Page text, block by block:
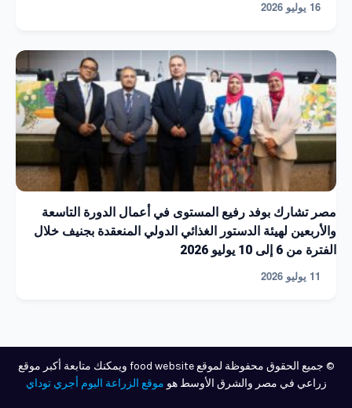
16 يوليو 2026
مصر تشارك بوفد رفيع المستوى في أعمال الدورة التاسعة
والأربعين لهيئة الدستور الغذائي الدولي المنعقدة بجنيف خلال
الفترة من 6 إلى 10 يوليو 2026
11 يوليو 2026
© جميع الحقوق محفوظة لموقع food website ويمكنك متابعة أكبر موقع
زراعي في مصر والشرق الأوسط هو موقع الزراعة اليوم أجري توداي